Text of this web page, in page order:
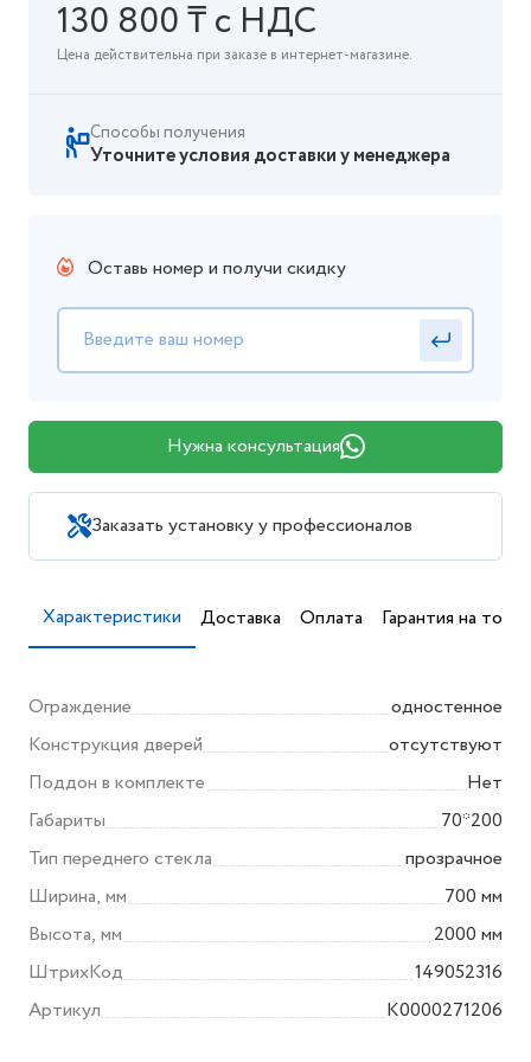
130 800 ₸ с НДС
Цена действительна при заказе в интернет-магазине.
Способы получения
Уточните условия доставки у менеджера
Оставь номер и получи скидку
Нужна консультация
Заказать установку у профессионалов
Характеристики Доставка Оплата Гарантия на товар
Ограждение
одностенное
Конструкция дверей
отсутствуют
Поддон в комплекте
Нет
Габариты
70*200
Тип переднего стекла
прозрачное
Ширина, мм
700 мм
Высота, мм
2000 мм
ШтрихКод
149052316
Артикул
K0000271206